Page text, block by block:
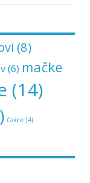
(8)
(6) mačke
(14)
čakre (4)